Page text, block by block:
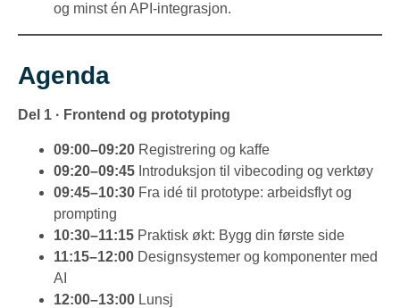
og minst én API-integrasjon.
Agenda
Del 1 · Frontend og prototyping
09:00–09:20 Registrering og kaffe
09:20–09:45 Introduksjon til vibecoding og verktøy
09:45–10:30 Fra idé til prototype: arbeidsflyt og
prompting
10:30–11:15 Praktisk økt: Bygg din første side
11:15–12:00 Designsystemer og komponenter med
AI
12:00–13:00 Lunsj